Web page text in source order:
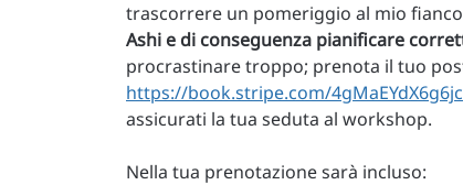
trascorrere un pomeriggio al mio
Ashi e di conseguenza pianificare
procrastinare troppo; prenota il tuo
https://book.stripe.com/
assicurati la tua seduta al workshop.
Nella tua prenotazione sarà incluso: